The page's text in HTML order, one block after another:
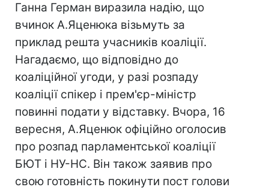
Ганна Герман виразила надію, що
вчинок А.Яценюка візьмуть за
приклад решта учасників коаліції.
Нагадаємо, що відповідно до
коаліційної угоди, у разі розпаду
коаліції спікер і прем'єр-міністр
повинні подати у відставку. Вчора, 16
вересня, А.Яценюк офіційно оголосив
про розпад парламентської коаліції
БЮТ і НУ-НС. Він також заявив про
свою готовність покинути пост голови